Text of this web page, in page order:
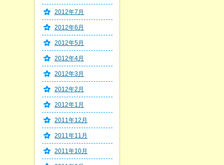
2012年7月
2012年6月
2012年5月
2012年4月
2012年3月
2012年2月
2012年1月
2011年12月
2011年11月
2011年10月